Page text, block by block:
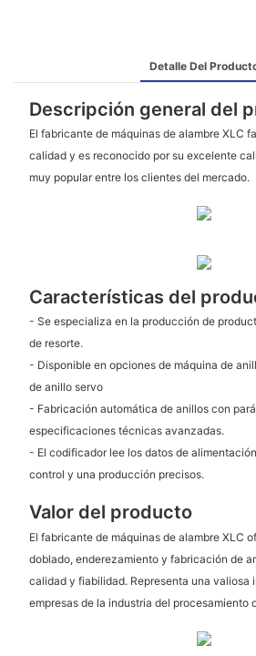
Detalle Del
Descripción general del
El fabricante de máquinas de alambre XLC
calidad y es reconocido por su excelente
muy popular entre los clientes del mercado.
Características del
- Se especializa en la producción de
de resorte.
- Disponible en opciones de máquina de
de anillo servo
- Fabricación automática de anillos con
especificaciones técnicas avanzadas.
- El codificador lee los datos de
control y una producción precisos.
Valor del producto
El fabricante de máquinas de alambre XLC
doblado, enderezamiento y fabricación de
calidad y fiabilidad. Representa una valiosa
empresas de la industria del procesamiento